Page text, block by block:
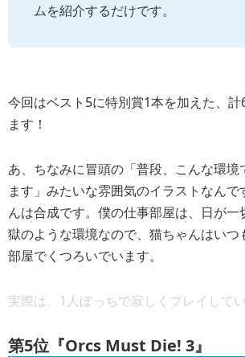
ムを紹介するだけです。
今回はベスト5に特別賞1本を加えた、
ます！
あ、ちなみに冒頭の「普段、こんな環境
ます」みたいな雰囲気のイラストなんで
んは合成です。僕の仕事部屋は、日が一
獄のような環境なので、猫ちゃんはいつ
部屋でくつろいでいます。
実際は、1人ぼっちで寂しくプレイして
第5位『Orcs Must Die! 3』